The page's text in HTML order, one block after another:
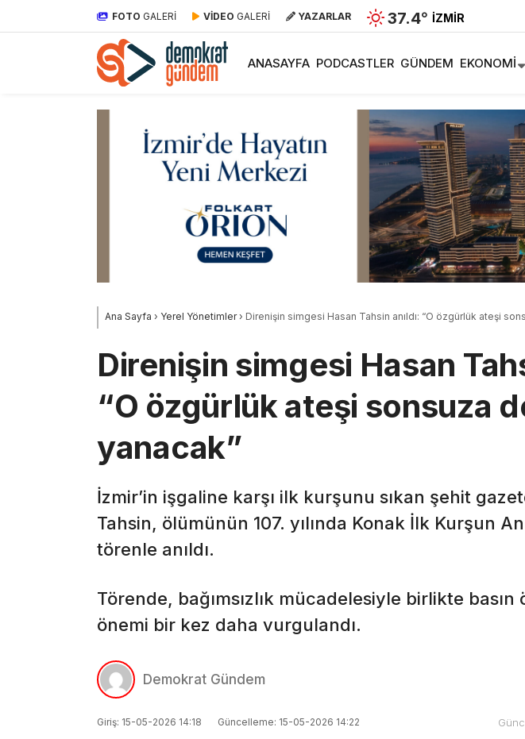
FOTO GALERİ VİDEO GALERİ YAZARLAR 37.4° İZMIR
ANASAYFA PODCASTLER GÜNDEM EKONOMI
Ana Sayfa › Yerel Yönetimler› Direnişin simgesi Hasan Tahsin anıldı: “O özgürlük ateşi
Direnişin simgesi Hasan
“O özgürlük ateşi sonsuza
yanacak”
İzmir’in işgaline karşı ilk kurşunu sıkan şehit
Tahsin, ölümünün 107. yılında Konak İlk Kurşun
törenle anıldı.
Törende, bağımsızlık mücadelesiyle birlikte
önemi bir kez daha vurgulandı.
Demokrat Gündem
Giriş: 15-05-2026 14:18 Güncelleme: 15-05-2026 14:22